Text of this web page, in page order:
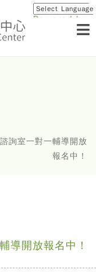
Powered by
詢室一對一輔導開放
報名中！
導開放報名中！